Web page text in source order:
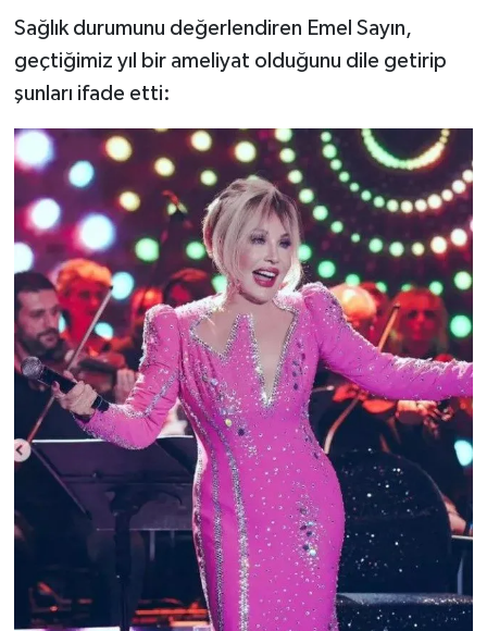
Sağlık durumunu değerlendiren Emel Sayın,
geçtiğimiz yıl bir ameliyat olduğunu dile getirip
şunları ifade etti: